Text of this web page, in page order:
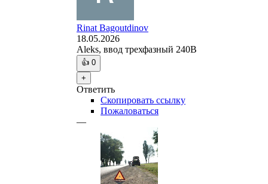
Rinat Bagoutdinov
18.05.2026
Aleks, ввод трехфазный 240B
👍 0
+
Ответить
Скопировать ссылку
Пожаловаться
—